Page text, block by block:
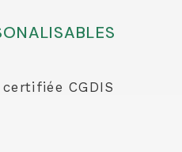
CGDIS